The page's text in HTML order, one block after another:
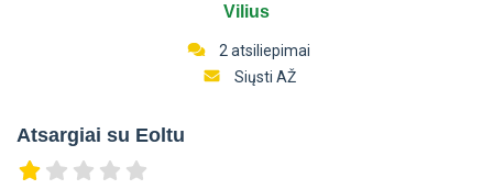
Vilius
2 atsiliepimai
Siųsti AŽ
Atsargiai su Eoltu